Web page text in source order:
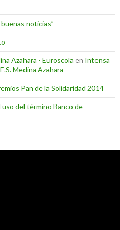
noticias”
Azahara - Euroscola en Intensa
Medina Azahara
Pan de la Solidaridad 2014
uso del término Banco de